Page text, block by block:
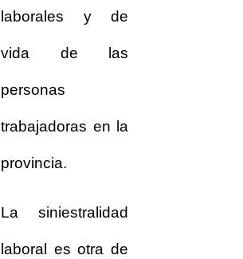
laborales y de
vida de las
personas
trabajadoras en la
provincia.
La siniestralidad
laboral es otra de